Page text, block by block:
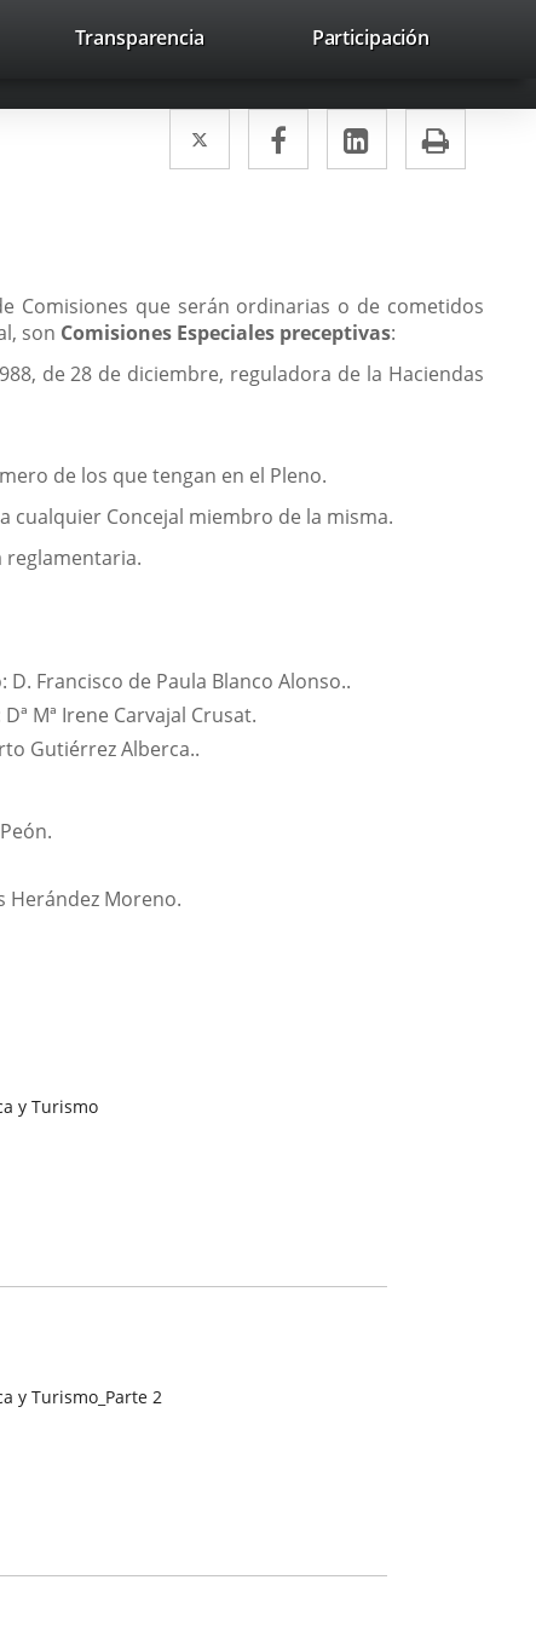
avaHeaderSocial
Enlace
una
Enlace
una
aplicación
externa.
Enlace
una
aplicación
externa.
Buscar
Transparencia Participación
Twitter
Enlace
a
externa.
Facebook
Enlace
a
externa.
LinkedIn
Enlace
a
externa.
Comisiones que serán ordinarias o de cometidos
son Comisiones Especiales preceptivas:
de 28 de diciembre, reguladora de la Haciendas
de los que tengan en el Pleno.
cualquier Concejal miembro de la misma.
reglamentaria.
Francisco de Paula Blanco Alonso..
Mª Irene Carvajal Crusat.
Gutiérrez Alberca..
Herández Moreno.
y Turismo
y Turismo_Parte 2